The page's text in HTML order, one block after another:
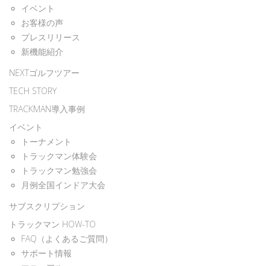
イベント
お客様の声
プレスリリース
新機能紹介
NEXTゴルフツアー
TECH STORY
TRACKMAN導入事例
イベント
トーナメント
トラックマン体験会
トラックマン勉強会
月例全国インドア大会
サブスクリプション
トラックマン HOW-TO
FAQ（よくあるご質問）
サポート情報